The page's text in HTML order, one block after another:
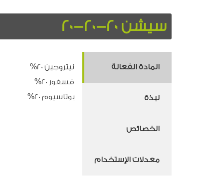
سيشن 20-20-20
المادة الفعالة
نبذة
الخصائص
معدلات الإستخدام
نيتروجين 20%
فسفور 20%
بوتاسيوم 20%